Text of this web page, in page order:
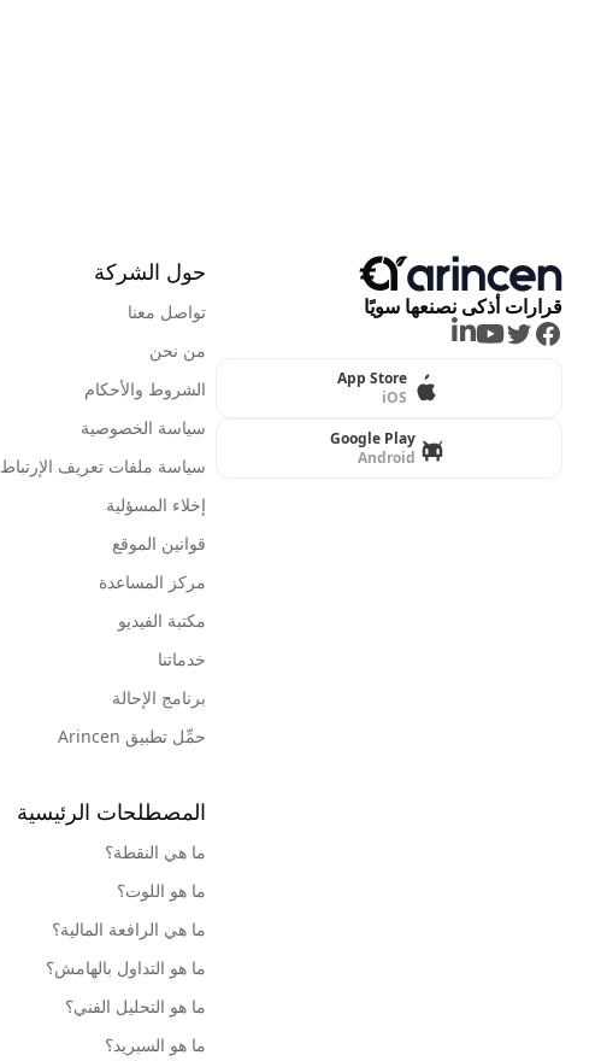
قرارات أذكى نصنعها سويًا
Facebook
Twitter
Youtube
LinkedIn
App Store
iOS
Google Play
Android
حول الشركة
تواصل معنا
من نحن
الشروط والأحكام
سياسة الخصوصية
سياسة ملفات تعريف الإرتباط
إخلاء المسؤلية
قوانين الموقع
مركز المساعدة
مكتبة الفيديو
خدماتنا
برنامج الإحالة
حمِّل تطبيق Arincen
المصطلحات الرئيسية
ما هي النقطة؟
ما هو اللوت؟
ما هي الرافعة المالية؟
ما هو التداول بالهامش؟
ما هو التحليل الفني؟
ما هو السبريد؟